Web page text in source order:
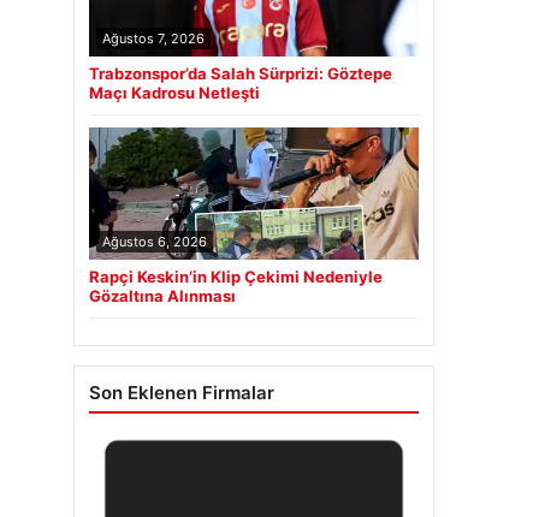
Ağustos 7, 2026
Trabzonspor’da Salah Sürprizi: Göztepe
Maçı Kadrosu Netleşti
Ağustos 6, 2026
Rapçi Keskin’in Klip Çekimi Nedeniyle
Gözaltına Alınması
Son Eklenen Firmalar